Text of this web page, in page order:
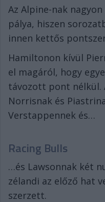
Az Alpine-nak
pálya, hiszen
innen kettős
Hamiltonon kívül
el magáról, hogy
távozott pont nélkül.
Norrisnak és
Verstappennek és…
Racing Bulls
…és Lawsonnak két
zélandi az előző hat
szerzett.